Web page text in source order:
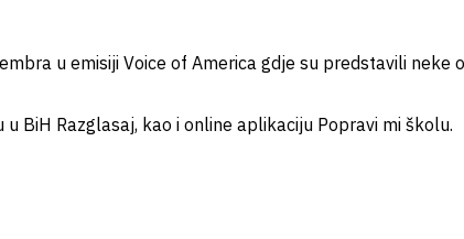
u emisiji Voice of America gdje su predstavili
BiH Razglasaj, kao i online aplikaciju Popravi mi školu.